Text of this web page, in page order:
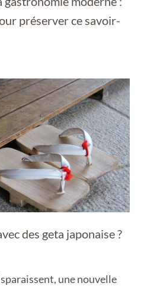
préserver ce savoir-
des geta japonaise ?
une nouvelle